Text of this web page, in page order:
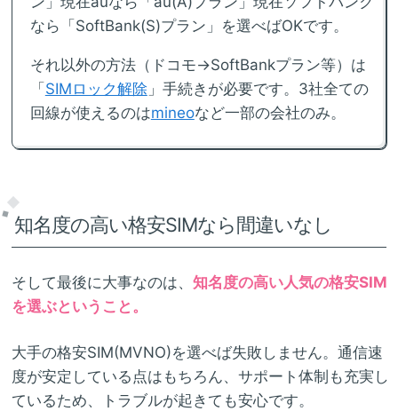
なら「SoftBank(S)プラン」を選べばOKです。
それ以外の方法（ドコモ→SoftBankプラン等）は
「 SIMロック解除 」手続きが必要です。3社全ての
回線が使えるのはmineoなど一部の会社のみ。
知名度の高い格安SIMなら間違いなし
そして最後に大事なのは、 知名度の高い人気の格安SIM
を選ぶということ。
大手の格安SIM(MVNO)を選べば失敗しません。通信速
度が安定している点はもちろん、サポート体制も充実し
ているため、トラブルが起きても安心です。